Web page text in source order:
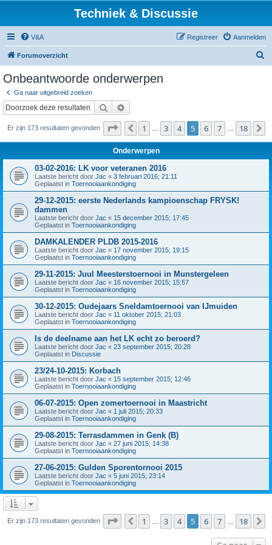
Techniek & Discussie
V&A Aanmelden
Registreer
Forumoverzicht
Onbeantwoorde onderwerpen
Ga naar uitgebreid zoeken
Zoek
Er zijn 173 resultaten gevonden Pagina van18
Vorige
1 3 4 5 6 7 18
Onderwerpen
03-02-2016: LK voor veteranen 2016
Laatste bericht door Jac « 3 februari 2016; 21:11
Geplaatst in Toernooiaankondiging
29-12-2015: eerste Nederlands kampioenschap FRYSK!
dammen
Laatste bericht door Jac « 15 december 2015; 17:45
Geplaatst in Toernooiaankondiging
DAMKALENDER PLDB 2015-2016
Laatste bericht door Jac « 17 november 2015; 19:15
Geplaatst in Toernooiaankondiging
29-11-2015: Juul Meesterstoernooi in Munstergeleen
Laatste bericht door Jac « 16 november 2015; 15:57
Geplaatst in Toernooiaankondiging
30-12-2015: Oudejaars Sneldamtoernooi van IJmuiden
Laatste bericht door Jac « 11 oktober 2015; 21:03
Geplaatst in Toernooiaankondiging
Is de deelname aan het LK echt zo beroerd?
Laatste bericht door Jac « 23 september 2015; 20:28
Geplaatst in Discussie
23/24-10-2015: Korbach
Laatste bericht door Jac « 15 september 2015; 12:46
Geplaatst in Toernooiaankondiging
06-07-2015: Open zomertoernooi in Maastricht
Laatste bericht door Jac « 1 juli 2015; 20:33
Geplaatst in Toernooiaankondiging
29-08-2015: Terrasdammen in Genk (B)
Laatste bericht door Jac « 27 juni 2015; 14:38
Geplaatst in Toernooiaankondiging
27-06-2015: Gulden Sporentornooi 2015
Laatste bericht door Jac « 5 juni 2015; 23:14
Geplaatst in Toernooiaankondiging
Er zijn 173 resultaten gevonden Pagina van18
Vorige
1 3 4 5 6 7 18